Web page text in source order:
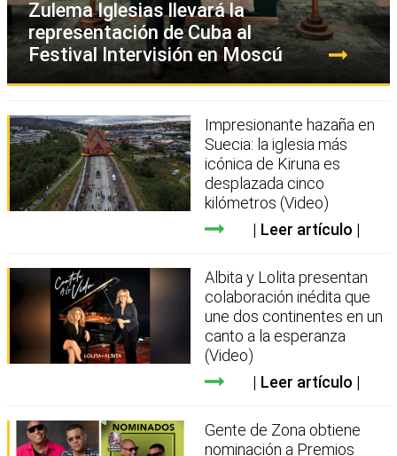
Zulema Iglesias llevará la
representación de Cuba al
Festival Intervisión en Moscú
Impresionante hazaña en
Suecia: la iglesia más
icónica de Kiruna es
desplazada cinco
kilómetros (Video)
Leer artículo
Albita y Lolita presentan
colaboración inédita que
une dos continentes en un
canto a la esperanza
(Video)
Leer artículo
Gente de Zona obtiene
nominación a Premios